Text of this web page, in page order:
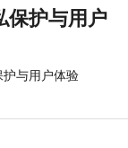
保护与用户
与用户体验